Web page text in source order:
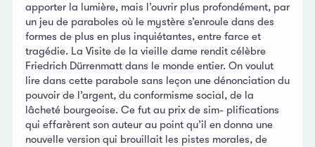
apporter la lumière, mais l’ouvrir plus profondément, par
un jeu de paraboles où le mystère s’enroule dans des
formes de plus en plus inquiétantes, entre farce et
tragédie. La Visite de la vieille dame rendit célèbre
Friedrich Dürrenmatt dans le monde entier. On voulut
lire dans cette parabole sans leçon une dénonciation du
pouvoir de l’argent, du conformisme social, de la
lâcheté bourgeoise. Ce fut au prix de sim- plifications
qui effarèrent son auteur au point qu’il en donna une
nouvelle version qui brouillait les pistes morales, de